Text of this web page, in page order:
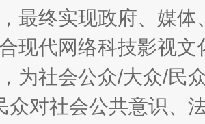
最终实现政府、媒
现代网络科技影视
为社会公众/大众/民
众对社会公共意识、